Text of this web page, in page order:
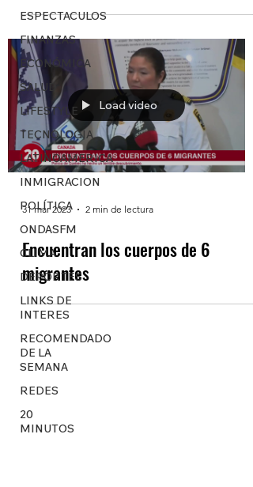
ESPECTACULOS
FINANZAS
ECONÓMICA
SALUD
LIFESTYLE
TECNOLOGIA
LATINOAMERICA
INMIGRACION
POLÍTICA
ONDASFM
CLIMA
DEPORTES
LINKS DE
INTERES
RECOMENDADO
DE LA
SEMANA
REDES
20
MINUTOS
Load video
31 mar 2023 2 min de lectura
Encuentran los cuerpos de 6
migrantes